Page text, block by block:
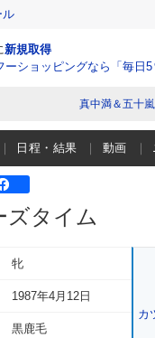
ル
新規取得
ーショッピングなら「毎日5
真中満＆五十
日程・結果 動画
ズタイム
牝
1987年4月12日
黒鹿毛
カ